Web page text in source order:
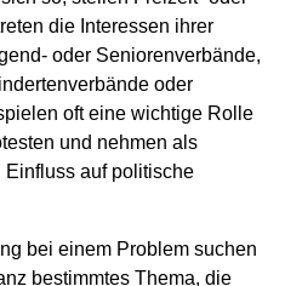
die Interessen ihrer
oder Seniorenverbände,
oder
oft eine wichtige Rolle
und nehmen als
Einfluss auf politische
bei einem Problem suchen
bestimmtes Thema, die